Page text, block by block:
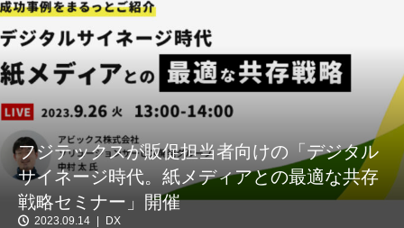
フジテックスが販促担当者向けの「デジタル
サイネージ時代。紙メディアとの最適な共存
戦略セミナー」開催
2023.09.14 DX